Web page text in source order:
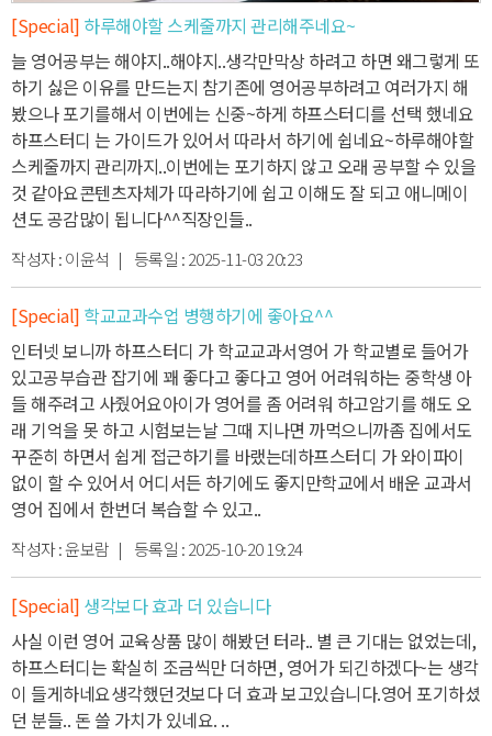
[Special] 하루해야할 스케줄까지 관리해주네요~
늘 영어공부는 해야지..해야지..생각만막상 하려고 하면 왜그렇게 또
하기 싫은 이유를 만드는지 참기존에 영어공부하려고 여러가지 해
봤으나 포기를해서 이번에는 신중~하게 하프스터디를 선택 했네요
하프스터디 는 가이드가 있어서 따라서 하기에 쉽네요~하루해야할
스케줄까지 관리까지..이번에는 포기하지 않고 오래 공부할 수 있을
것 같아요콘텐츠자체가 따라하기에 쉽고 이해도 잘 되고 애니메이
션도 공감많이 됩니다^^직장인들..
작성자 :이윤석 | 등록일 :2025-11-03 20:23
[Special] 학교교과수업 병행하기에 좋아요^^
인터넷 보니까 하프스터디 가 학교교과서영어 가 학교별로 들어가
있고공부습관 잡기에 꽤 좋다고 좋다고 영어 어려워하는 중학생 아
들 해주려고 사줬어요아이가 영어를 좀 어려워 하고암기를 해도 오
래 기억을 못 하고 시험보는날 그때 지나면 까먹으니까좀 집에서도
꾸준히 하면서 쉽게 접근하기를 바랬는데하프스터디 가 와이파이
없이 할 수 있어서 어디서든 하기에도 좋지만학교에서 배운 교과서
영어 집에서 한번더 복습할 수 있고..
작성자 :윤보람 | 등록일 :2025-10-20 19:24
[Special] 생각보다 효과 더 있습니다
사실 이런 영어 교육상품 많이 해봤던 터라.. 별 큰 기대는 없었는데,
하프스터디는 확실히 조금씩만 더하면, 영어가 되긴하겠다~는 생각
이 들게하네요생각했던것보다 더 효과 보고있습니다.영어 포기하셨
던 분들.. 돈 쓸 가치가 있네요. ..